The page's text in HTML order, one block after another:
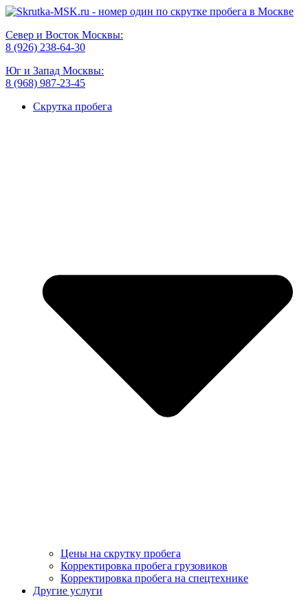
Север и Восток Москвы:
8 (926) 238-64-30
Юг и Запад Москвы:
8 (968) 987-23-45
Скрутка пробега
Цены на скрутку пробега
Корректировка пробега грузовиков
Корректировка пробега на спецтехнике
Другие услуги